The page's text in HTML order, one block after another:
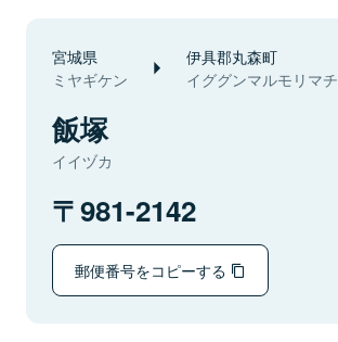
宮城県
ミヤギケン
伊具郡丸森町
イググンマルモリマチ
飯塚
イイヅカ
981-2142
郵便番号をコピーする